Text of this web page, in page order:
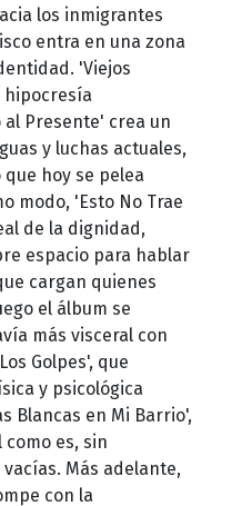
los inmigrantes
entra en una zona
'Viejos
hipocresía
al Presente' crea un
y luchas actuales,
hoy se pelea
modo, 'Esto No Trae
de la dignidad,
espacio para hablar
cargan quienes
el álbum se
más visceral con
Golpes', que
y psicológica
Blancas en Mi Barrio',
es, sin
Más adelante,
con la